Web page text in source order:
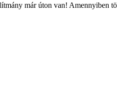
már úton van! Amennyiben